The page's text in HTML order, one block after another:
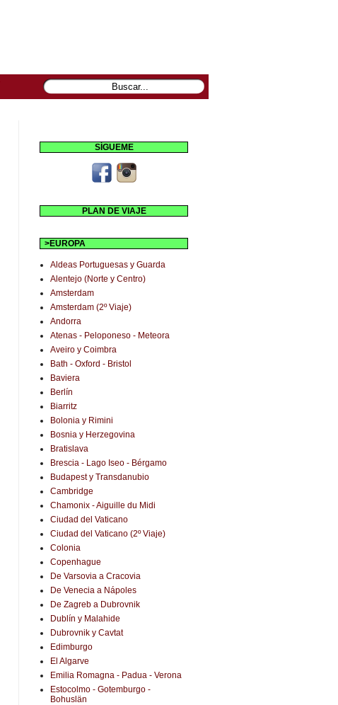
SÍGUEME
PLAN DE VIAJE
>EUROPA
Aldeas Portuguesas y Guarda
Alentejo (Norte y Centro)
Amsterdam
Amsterdam (2º Viaje)
Andorra
Atenas - Peloponeso - Meteora
Aveiro y Coimbra
Bath - Oxford - Bristol
Baviera
Berlín
Biarritz
Bolonia y Rimini
Bosnia y Herzegovina
Bratislava
Brescia - Lago Iseo - Bérgamo
Budapest y Transdanubio
Cambridge
Chamonix - Aiguille du Midi
Ciudad del Vaticano
Ciudad del Vaticano (2º Viaje)
Colonia
Copenhague
De Varsovia a Cracovia
De Venecia a Nápoles
De Zagreb a Dubrovnik
Dublín y Malahide
Dubrovnik y Cavtat
Edimburgo
El Algarve
Emilia Romagna - Padua - Verona
Estocolmo - Gotemburgo -
Bohuslän